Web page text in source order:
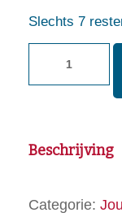
Slechts 7
Beschrijving
Categorie: